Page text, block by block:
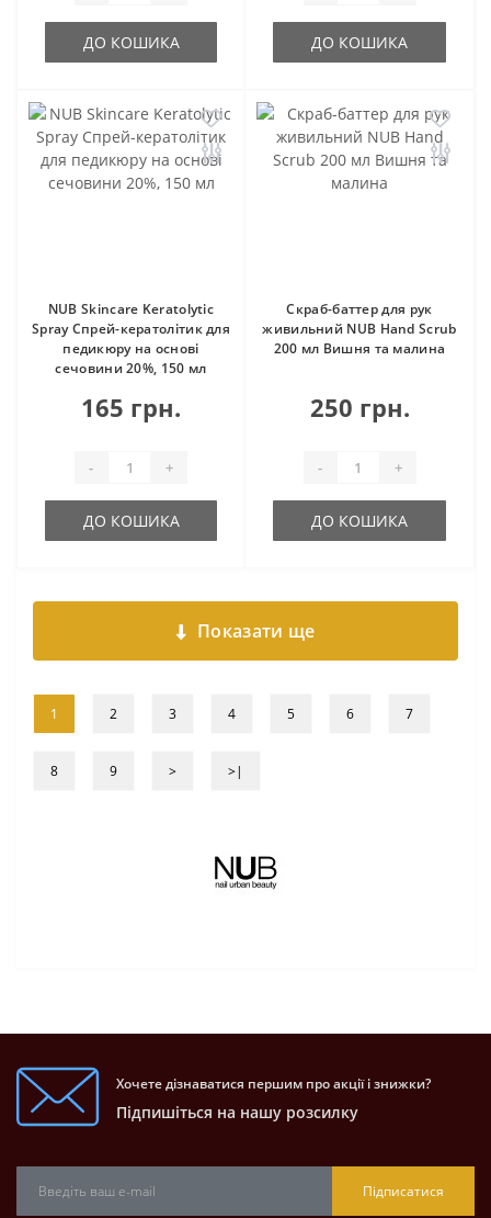
ДО КОШИКА ДО КОШИКА
NUB Skincare Keratolytic
Spray Спрей-кератолітик для
педикюру на основі
сечовини 20%, 150 мл
165 грн.
- +
ДО КОШИКА
Скраб-баттер для рук
живильний NUB Hand Scrub
200 мл Вишня та малина
250 грн.
- +
ДО КОШИКА
Показати ще
1 2 3 4 5 6 7
8 9 > >|
Хочете дізнаватися першим про акції і знижки?
Підпишіться на нашу розсилку
Підписатися